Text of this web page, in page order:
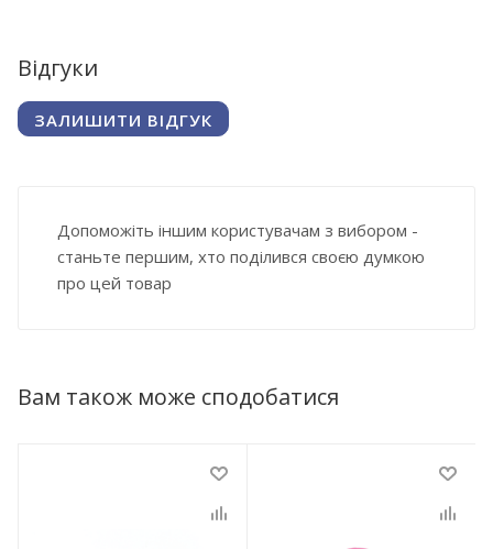
Відгуки
ЗАЛИШИТИ ВІДГУК
Допоможіть іншим користувачам з вибором -
станьте першим, хто поділився своєю думкою
про цей товар
Вам також може сподобатися